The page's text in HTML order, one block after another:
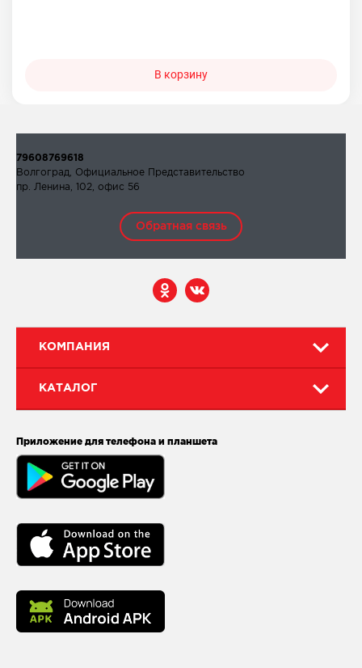
В корзину
КОМПАНИЯ
КАТАЛОГ
Приложение для телефона и планшета
79608769618
Волгоград, Официальное Представительство
пр. Ленина, 102, офис 56
Обратная связь